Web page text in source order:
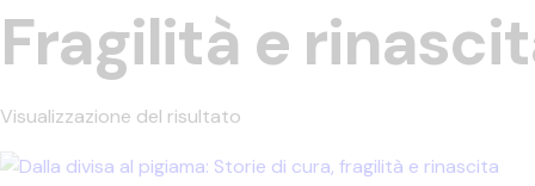
Fragilità e
Visualizzazione del risultato